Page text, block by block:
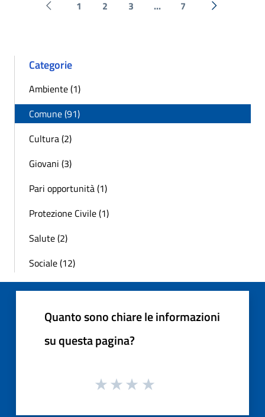
Pagina precedente
1 2 3 ... 7 Successiva
Categorie
Ambiente (1)
Comune (91)
Cultura (2)
Giovani (3)
Pari opportunità (1)
Protezione Civile (1)
Salute (2)
Sociale (12)
Quanto sono chiare le informazioni
su questa pagina?